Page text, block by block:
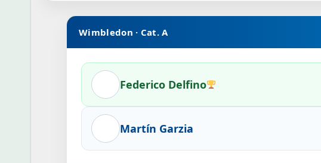
Wimbledon · Cat. A
Federico Delfino
Martín Garzia